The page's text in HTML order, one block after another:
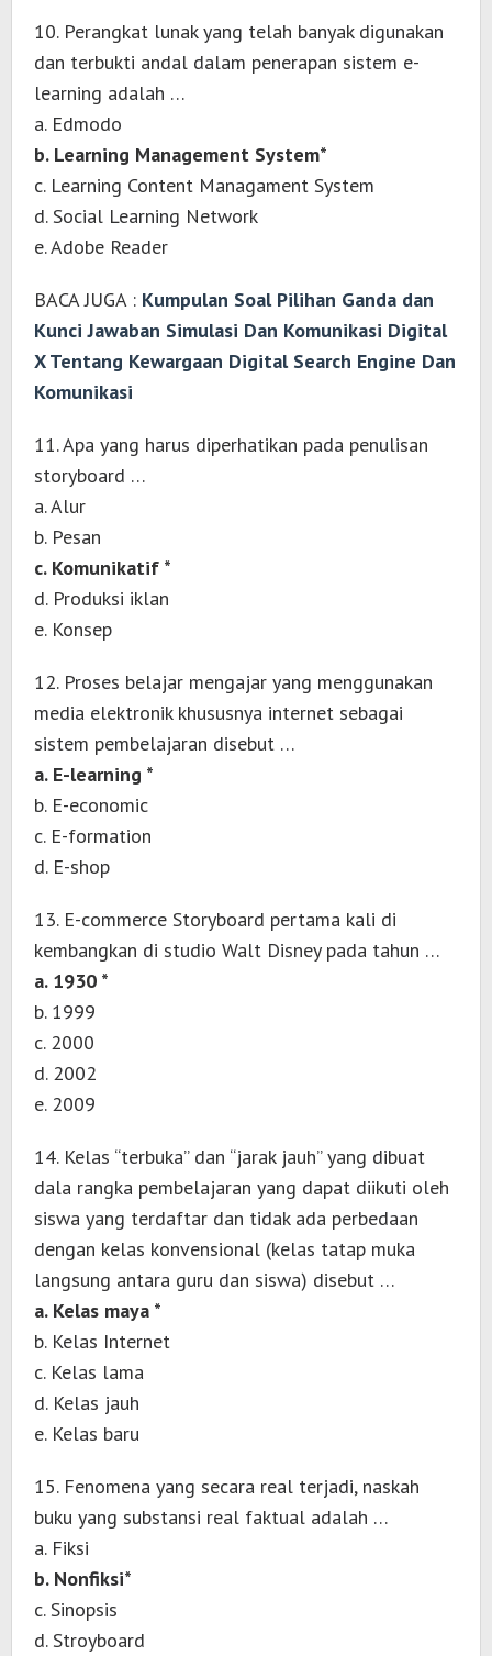
10. Perangkat lunak yang telah banyak digunakan
dan terbukti andal dalam penerapan sistem e-
learning adalah …
a. Edmodo
b. Learning Management System*
c. Learning Content Managament System
d. Social Learning Network
e. Adobe Reader
BACA JUGA : Kumpulan Soal Pilihan Ganda dan
Kunci Jawaban Simulasi Dan Komunikasi Digital
X Tentang Kewargaan Digital Search Engine Dan
Komunikasi
11. Apa yang harus diperhatikan pada penulisan
storyboard …
a. Alur
b. Pesan
c. Komunikatif *
d. Produksi iklan
e. Konsep
12. Proses belajar mengajar yang menggunakan
media elektronik khususnya internet sebagai
sistem pembelajaran disebut …
a. E-learning *
b. E-economic
c. E-formation
d. E-shop
13. E-commerce Storyboard pertama kali di
kembangkan di studio Walt Disney pada tahun …
a. 1930 *
b. 1999
c. 2000
d. 2002
e. 2009
14. Kelas “terbuka” dan “jarak jauh” yang dibuat
dala rangka pembelajaran yang dapat diikuti oleh
siswa yang terdaftar dan tidak ada perbedaan
dengan kelas konvensional (kelas tatap muka
langsung antara guru dan siswa) disebut …
a. Kelas maya *
b. Kelas Internet
c. Kelas lama
d. Kelas jauh
e. Kelas baru
15. Fenomena yang secara real terjadi, naskah
buku yang substansi real faktual adalah …
a. Fiksi
b. Nonfiksi*
c. Sinopsis
d. Stroyboard